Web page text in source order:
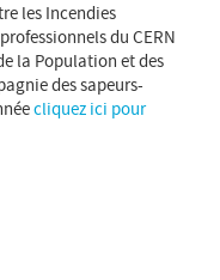
les Incendies
du CERN
la Population et des
des sapeurs-
cliquez ici pour